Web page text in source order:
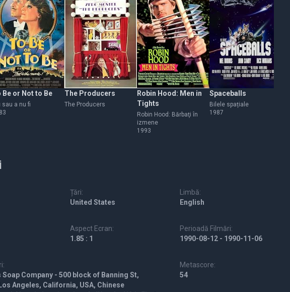
Be or Not to Be
sau a nu fi
The Producers
The Producers
Robin Hood: Men in
Tights
Robin Hood: Bărbaţi în
izmene
1993
Spaceballs
Bilele spațiale
1987
Țări:
United States
Limbă:
English
Aspect Ecran:
1.85 : 1
Perioadă Filmări:
1990-08-12 - 1990-11-06
Soap Company - 500 block of Banning St,
Angeles, California, USA, Chinese
Metascore:
54